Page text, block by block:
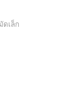
ดเล็ก